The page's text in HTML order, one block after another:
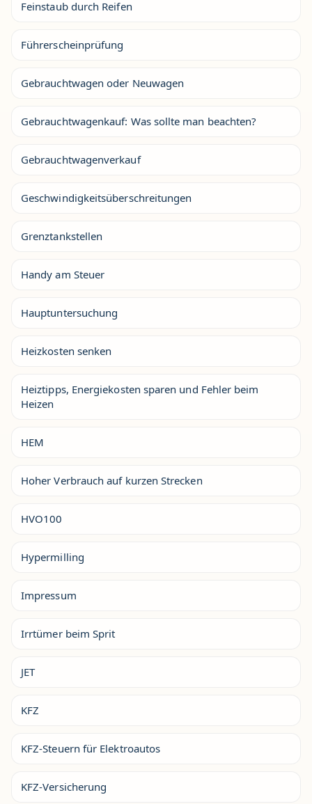
Feinstaub durch Reifen
Führerscheinprüfung
Gebrauchtwagen oder Neuwagen
Gebrauchtwagenkauf: Was sollte man beachten?
Gebrauchtwagenverkauf
Geschwindigkeitsüberschreitungen
Grenztankstellen
Handy am Steuer
Hauptuntersuchung
Heizkosten senken
Heiztipps, Energiekosten sparen und Fehler beim
Heizen
HEM
Hoher Verbrauch auf kurzen Strecken
HVO100
Hypermilling
Impressum
Irrtümer beim Sprit
JET
KFZ
KFZ-Steuern für Elektroautos
KFZ-Versicherung